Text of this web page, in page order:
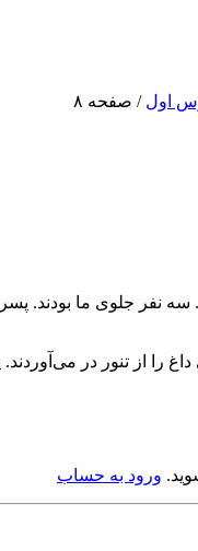
اول / صفحه ۸
سه نفر جلوی ما
را از تنور در
ورود به حساب